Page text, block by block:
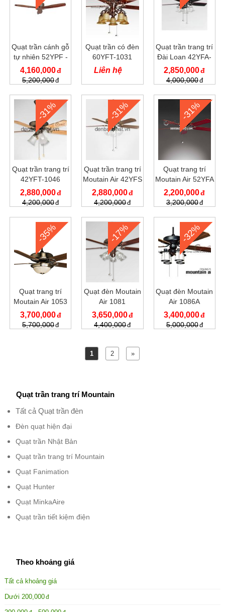
Quạt trần cánh gỗ
tự nhiên 52YPF -
3092
4,160,000
5,200,000
Quạt trần có đèn
60YFT-1031
Liên hệ
Quạt trần trang trí
Đài Loan 42YFA-
1054
2,850,000
4,000,000
-31%
Quạt trần trang trí
42YFT-1046
2,880,000
4,200,000
-31%
Quạt trần trang trí
Moutain Air 42YFS
- 1020
2,880,000
4,200,000
-31%
Quạt trang trí
Moutain Air 52YFA
- 002
2,200,000
3,200,000
-35%
Quạt trang trí
Moutain Air 1053
3,700,000
5,700,000
-17%
Quạt đèn Moutain
Air 1081
3,650,000
4,400,000
-32%
Quạt đèn Moutain
Air 1086A
3,400,000
5,000,000
1 2 »
Quạt trần trang trí Mountain
Tất cả Quạt trần đèn
Đèn quạt hiện đại
Quạt trần Nhật Bản
Quạt trần trang trí Mountain
Quạt Fanimation
Quạt Hunter
Quạt MinkaAire
Quạt trần tiết kiệm điện
Theo khoảng giá
Tất cả khoảng giá
Dưới 200,000